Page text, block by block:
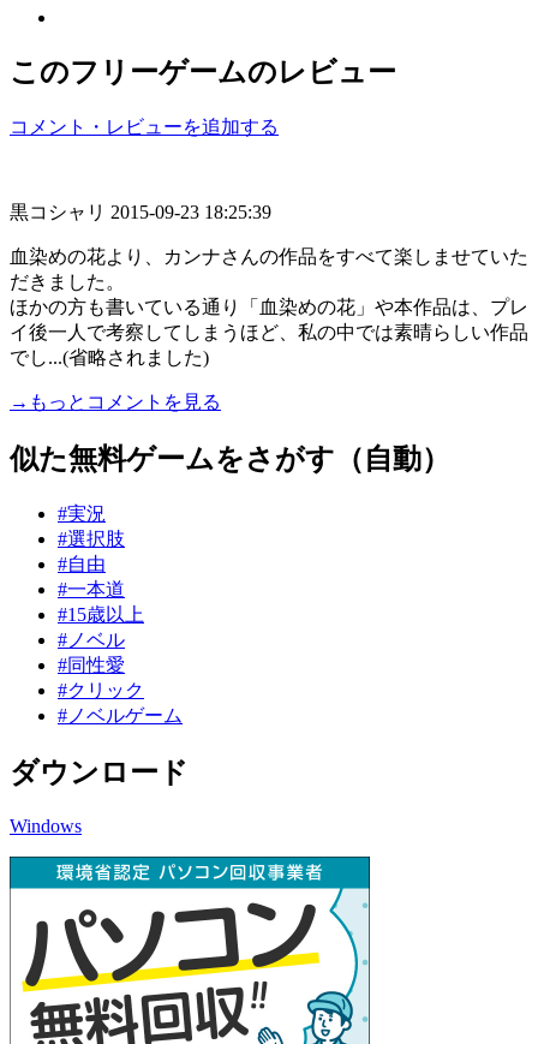
このフリーゲームのレビュー
コメント・レビューを追加する
黒コシャリ 2015-09-23 18:25:39
血染めの花より、カンナさんの作品をすべて楽しませていた
だきました。
ほかの方も書いている通り「血染めの花」や本作品は、プレ
イ後一人で考察してしまうほど、私の中では素晴らしい作品
でし...(省略されました)
→もっとコメントを見る
似た無料ゲームをさがす（自動）
#実況
#選択肢
#自由
#一本道
#15歳以上
#ノベル
#同性愛
#クリック
#ノベルゲーム
ダウンロード
Windows